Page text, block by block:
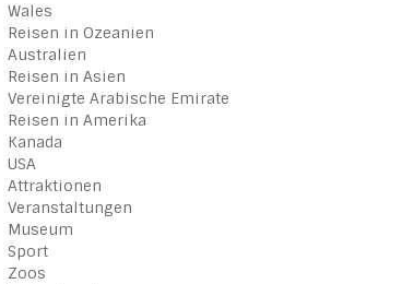
Wales
Reisen in Ozeanien
Australien
Reisen in Asien
Vereinigte Arabische Emirate
Reisen in Amerika
Kanada
USA
Attraktionen
Veranstaltungen
Museum
Sport
Zoos